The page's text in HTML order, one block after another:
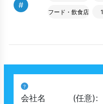
#
フード・飲食店
?
会社名 (任意):